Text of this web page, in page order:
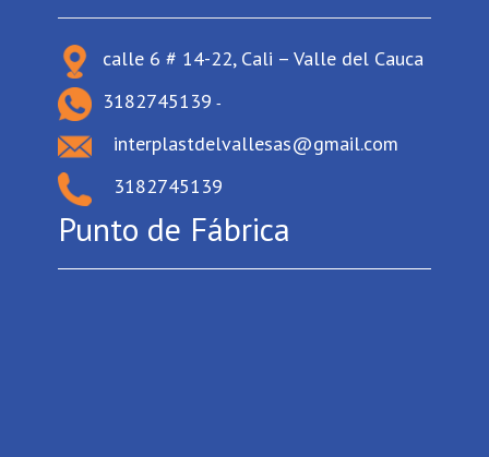
calle 6 # 14-22, Cali – Valle del Cauca
3182745139 -
interplastdelvallesas@gmail.com
3182745139
Punto de Fábrica